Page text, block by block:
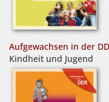
Aufgewachsen in der
Kindheit und Jugend